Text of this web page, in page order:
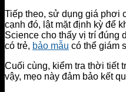
Tiếp theo, sử dụng giá phơi
cạnh đó, lật mặt định kỳ để
Science cho thấy vị trí đúng
có trẻ, bảo mẫu có thể giám
Cuối cùng, kiểm tra thời tiết
vậy, mẹo này đảm bảo kết